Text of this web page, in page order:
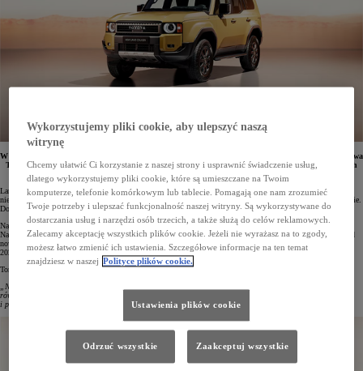
W tegorocznym plebiscycie Topgear.com Awards 2023 nagrodą „Design Roku” została wyróżniona nowa
Toyota Land Cruiser. Auto zachwyciło nowatorską interpretacją klasycznych kształtów legendarnych
poprzedników. Toyota Land Cruiser 250 trafi do sprzedaży w 2024 roku.
Land Cruiser to legendarny model Toyoty, który od ponad 70 lat jest synonimem wytrzymałości,
niezawodności i niesamowitych zdolności terenowych. Cieszy się on ogromną popularnością na całym świecie.
Do tej pory sprzedano już ponad 11,3 mln egzemplarzy tej legendarnej terenówki!
Najnowsza, zaawansowana technologicznie generacja tego pojazdu stylistycznie powraca do swoich korzeni.
Nawiązuje m.in. do kanciastych modeli z serii J7 oraz kultowej Toyoty FJ Cruiser. Za ponadczasowy wygląd
nowa Toyota Land Cruiser została doceniona w tegorocznej edycji plebiscytu Topgear.com Awards
2023 tytułem „Design Roku”.
Tom Ford, redaktor naczelny Topgear.com, tak to podsumował:
„Na rynku faux-roaderów i traktorów Chelsea, wydaje się, że nowy Land Cruiser 250 zachowuje właściwą
równowagę. Czerpiąc inspirację z przeszłości i nadając Land Cruiserowi bardziej atletyczne, prawdziwe
i pełne charakteru oblicze, Toyota, szczerze mówiąc, dopięła swego”.
Wykorzystujemy pliki cookie, aby ulepszyć naszą
witrynę
Chcemy ułatwić Ci korzystanie z naszej strony i usprawnić świadczenie usług,
dlatego wykorzystujemy pliki cookie, które są umieszczane na Twoim
komputerze, telefonie komórkowym lub tablecie. Pomagają one nam zrozumieć
Twoje potrzeby i ulepszać funkcjonalność naszej witryny. Są wykorzystywane do
dostarczania usług i narzędzi osób trzecich, a także służą do celów reklamowych.
Zalecamy akceptację wszystkich plików cookie. Jeżeli nie wyrażasz na to zgody,
możesz łatwo zmienić ich ustawienia. Szczegółowe informacje na ten temat
znajdziesz w naszej Polityce plików cookie.
Ustawienia plików cookie
Odrzuć wszystkie Zaakceptuj wszystkie